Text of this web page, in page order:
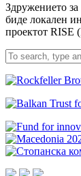
Здружението
биде локален
проектот RISE